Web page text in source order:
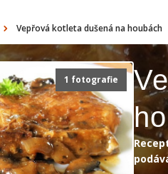
Vepřová kotleta dušená na houbách
1 fotografie